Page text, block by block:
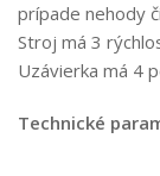
prípade nehody
Stroj má 3
Uzávierka má 4
Technické